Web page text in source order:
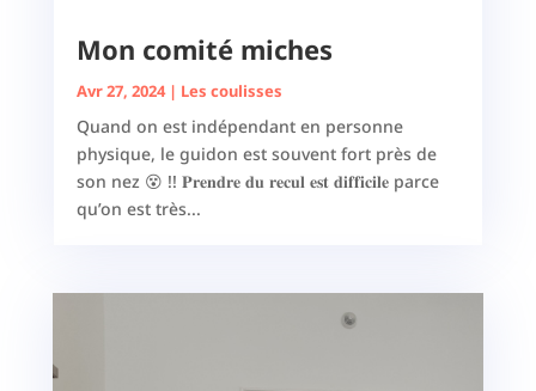
Mon comité miches
Avr 27, 2024| Les coulisses
Quand on est indépendant en personne
physique, le guidon est souvent fort près de
son nez 😵 !! 𝐏𝐫𝐞𝐧𝐝𝐫𝐞 𝐝𝐮 𝐫𝐞𝐜𝐮𝐥 𝐞𝐬𝐭 𝐝𝐢𝐟𝐟𝐢𝐜𝐢𝐥𝐞 parce
qu’on est très...